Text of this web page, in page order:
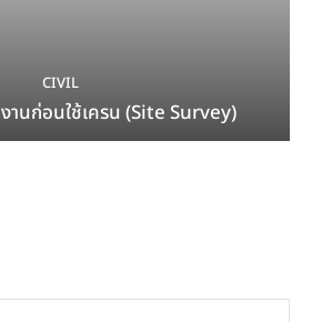
CIVIL
านก่อนใช้เครน (Site Survey)